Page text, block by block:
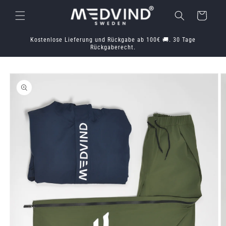
zum
Inhalt
Warenkorb
Kostenlose Lieferung und Rückgabe ab 100€ 🚚. 30 Tage
Rückgaberecht.